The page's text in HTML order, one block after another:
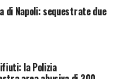
di Napoli: sequestrate due
la Polizia